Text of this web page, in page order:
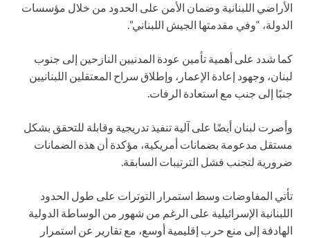
الأراضي اللبنانية وضمان الأمن على الحدود من خلال مؤسسات
الدولة، “وفي مقدمتها الجيش اللبناني”.
كما شدد على أهمية تأمين عودة المدنيين النازحين إلى جنوب
لبنان، وجهود إعادة الإعمار، وإطلاق سراح المعتقلين اللبنانيين
جنبًا إلى جنب مع استعادة الرفات.
وأصرت لبنان أيضًا على آلية تنفيذ تدريجية وقابلة للتحقق بشكل
مستقل مدعومة بضمانات أمريكية، مؤكدة أن هذه الضمانات
ضرورية لتجنب فشل الترتيبات السابقة.
تأتي المفاوضات وسط استمرار التوترات على طول الحدود
اللبنانية الإسرائيلية على الرغم من شهور من الوساطة الدولية
الهادفة إلى منع حرب إقليمية أوسع، مع تقارير عن استمرار